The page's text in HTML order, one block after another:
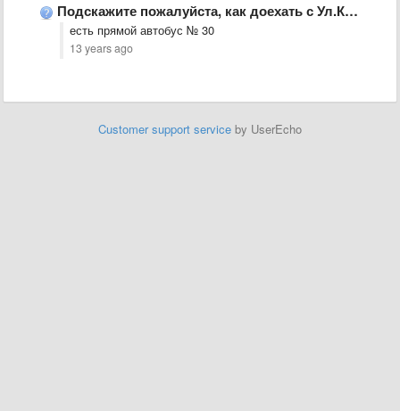
Подскажите пожалуйста, как доехать с Ул.Кунаева до Иманова БЦ Алма-Ата. …
есть прямой автобус № 30
13 years ago
Customer support service by UserEcho